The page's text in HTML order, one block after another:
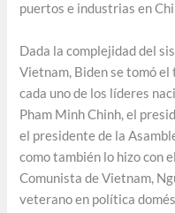
puertos e industrias en
Dada la complejidad del
Vietnam, Biden se tomó
cada uno de los líderes
Pham Minh Chinh, el
el presidente de la
como también lo hizo con
Comunista de Vietnam,
veterano en política